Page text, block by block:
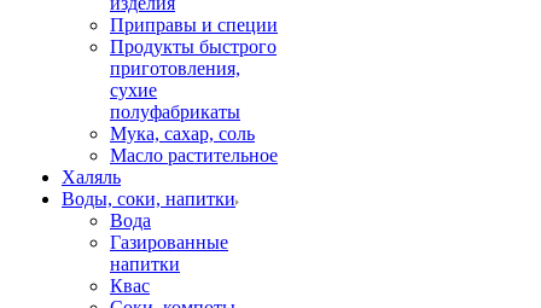
Приправы и специи
Продукты быстрого
приготовления,
сухие
полуфабрикаты
Мука, сахар, соль
Масло растительное
Халяль
Воды, соки, напитки
Вода
Газированные
напитки
Квас